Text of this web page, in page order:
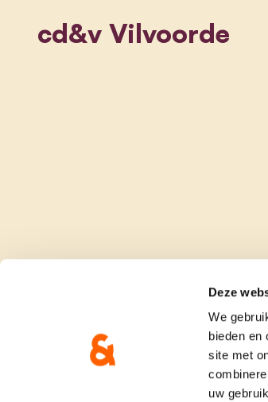
Deze
We
bieden en
site met
uw
cd&v Vilvoorde